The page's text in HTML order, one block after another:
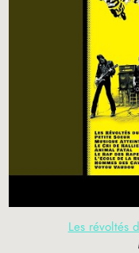
Les révoltés